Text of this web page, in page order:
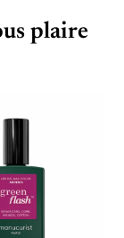
plaire